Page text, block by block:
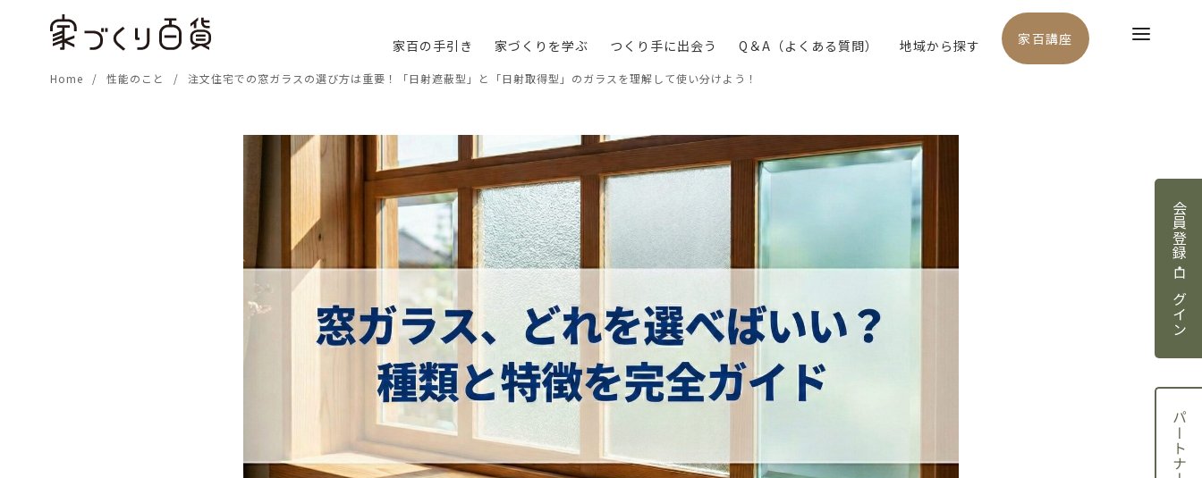
会員登録・ログイン
家百の手引き 家づくりを学ぶ つくり手に出会う Q＆A（よくある質問） 地域から探す 家百講座
Home 性能のこと 注文住宅での窓ガラスの選び方は重要！「日射遮蔽型」と「日射取得型」のガラスを理解して使い分けよう！